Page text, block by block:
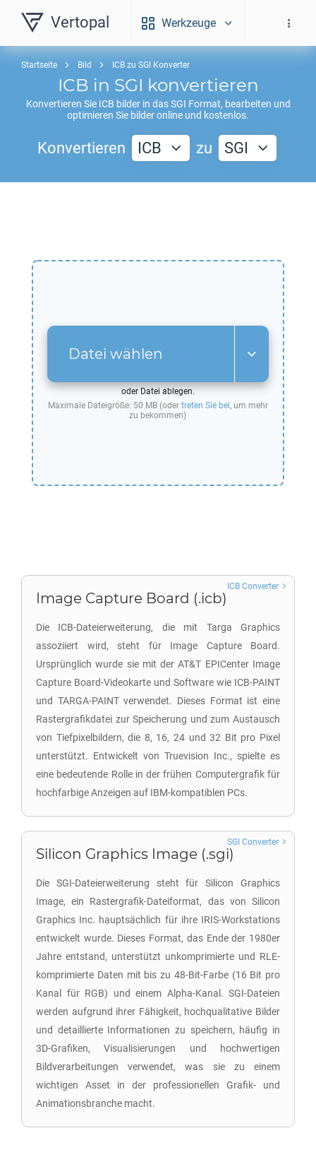
Vertopal Werkzeuge
Startseite Bild ICB zu SGI Konverter
ICB in SGI konvertieren
Konvertieren Sie ICB bilder in dasSGI Format, bearbeiten und
optimieren Sie bilder online und kostenlos.
Konvertieren ICB zu SGI
Datei wählen
oder Datei ablegen.
Maximale Dateigröße: 50 MB (oder treten Sie bei, um mehr
zu bekommen)
Image Capture Board (.icb)
Die ICB-Dateierweiterung, die mit Targa Graphics
assoziiert wird, steht für Image Capture Board.
Ursprünglich wurde sie mit der AT&T EPICenter Image
Capture Board-Videokarte und Software wie ICB-PAINT
und TARGA-PAINT verwendet. Dieses Format ist eine
Rastergrafikdatei zur Speicherung und zum Austausch
von Tiefpixelbildern, die 8, 16, 24 und 32 Bit pro Pixel
unterstützt. Entwickelt von Truevision Inc., spielte es
eine bedeutende Rolle in der frühen Computergrafik für
hochfarbige Anzeigen auf IBM-kompatiblen PCs.
ICB Converter
Silicon Graphics Image (.sgi)
Die SGI-Dateierweiterung steht für Silicon Graphics
Image, ein Rastergrafik-Dateiformat, das von Silicon
Graphics Inc. hauptsächlich für ihre IRIS-Workstations
entwickelt wurde. Dieses Format, das Ende der 1980er
Jahre entstand, unterstützt unkomprimierte und RLE-
komprimierte Daten mit bis zu 48-Bit-Farbe (16 Bit pro
Kanal für RGB) und einem Alpha-Kanal. SGI-Dateien
werden aufgrund ihrer Fähigkeit, hochqualitative Bilder
und detaillierte Informationen zu speichern, häufig in
3D-Grafiken, Visualisierungen und hochwertigen
Bildverarbeitungen verwendet, was sie zu einem
wichtigen Asset in der professionellen Grafik- und
Animationsbranche macht.
SGI Converter